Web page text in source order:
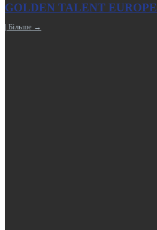
GOLDEN TALENT EUROPE
| Більше →